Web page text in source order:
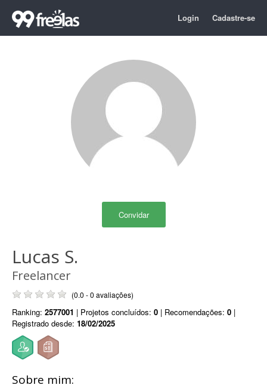
Login Cadastre-se
Convidar
Lucas S.
Freelancer
(0.0 - 0 avaliações)
Ranking: 2577001 | Projetos concluídos: 0 | Recomendações: 0 |
Registrado desde: 18/02/2025
Sobre mim: